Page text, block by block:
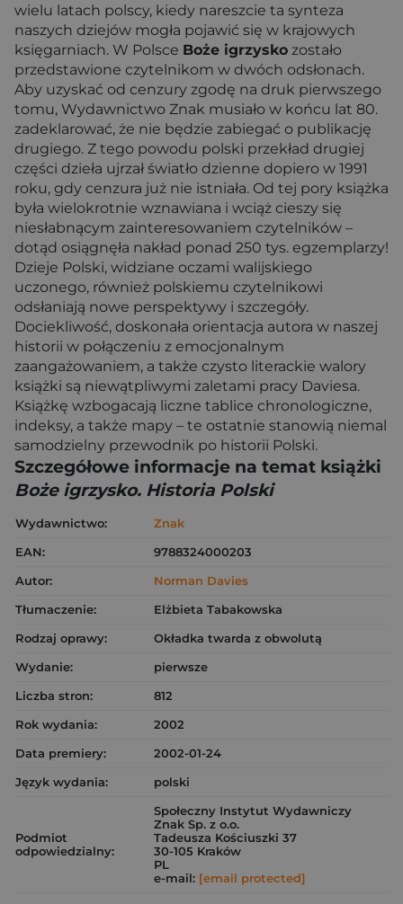
wielu latach polscy, kiedy nareszcie ta synteza
naszych dziejów mogła pojawić się w krajowych
księgarniach. W Polsce Boże igrzysko zostało
przedstawione czytelnikom w dwóch odsłonach.
Aby uzyskać od cenzury zgodę na druk pierwszego
tomu, Wydawnictwo Znak musiało w końcu lat 80.
zadeklarować, że nie będzie zabiegać o publikację
drugiego. Z tego powodu polski przekład drugiej
części dzieła ujrzał światło dzienne dopiero w 1991
roku, gdy cenzura już nie istniała. Od tej pory książka
była wielokrotnie wznawiana i wciąż cieszy się
niesłabnącym zainteresowaniem czytelników –
dotąd osiągnęła nakład ponad 250 tys. egzemplarzy!
Dzieje Polski, widziane oczami walijskiego
uczonego, również polskiemu czytelnikowi
odsłaniają nowe perspektywy i szczegóły.
Dociekliwość, doskonała orientacja autora w naszej
historii w połączeniu z emocjonalnym
zaangażowaniem, a także czysto literackie walory
książki są niewątpliwymi zaletami pracy Daviesa.
Książkę wzbogacają liczne tablice chronologiczne,
indeksy, a także mapy – te ostatnie stanowią niemal
samodzielny przewodnik po historii Polski.
Szczegółowe informacje na temat książki
Boże igrzysko. Historia Polski
Wydawnictwo:
Znak
EAN:
9788324000203
Autor:
Norman Davies
Tłumaczenie:
Elżbieta Tabakowska
Rodzaj oprawy:
Okładka twarda z obwolutą
Wydanie:
pierwsze
Liczba stron:
812
Rok wydania:
2002
Data premiery:
2002-01-24
Język wydania:
polski
Podmiot
odpowiedzialny:
Społeczny Instytut Wydawniczy
Znak Sp. z o.o.
Tadeusza Kościuszki 37
30-105 Kraków
PL
e-mail: [email protected]